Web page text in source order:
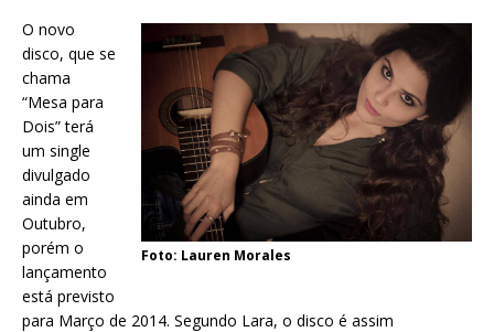
Foto: Lauren Morales
O novo
disco, que se
chama
“Mesa para
Dois” terá
um single
divulgado
ainda em
Outubro,
porém o
lançamento
está previsto
para Março de 2014. Segundo Lara, o disco é assim